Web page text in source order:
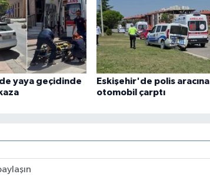
yaya geçidinde
Eskişehir'de polis aracına
otomobil çarptı